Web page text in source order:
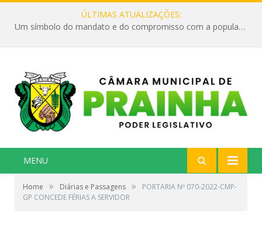
ÚLTIMAS ATUALIZAÇÕES:
Um símbolo do mandato e do compromisso com a população
MENU
Home » Diárias e Passagens »
PORTARIA Nº 070-2022-CMP-
GP CONCEDE FÉRIAS A SERVIDOR